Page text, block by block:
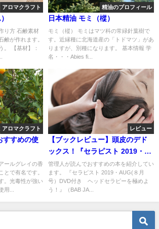
アロマクラフト
り方 石鹸素材
鹸が作れます。
。 【基材】：
精油のプロフィール
日本精油 モミ（樅）
モミ（樅） モミはマツ科の常緑針葉樹で
す。近縁種に北海道産の「トドマツ」があ
りますが、別種になります。 基本情報 学
名・・・Abies fi...
アロマクラフト
すすめの使
ールグレイの香
とで有名です。
。光毒性が強い
用...
レビュー
【ブックレビュー】頭皮のデド
ックス！『セラピスト 2019・
AUG(８月号）DVD付き ヘッド
セラピーを極めよう！』
管理人が読んでおすすめの本を紹介してい
ます。 『セラピスト 2019・AUG(８月
号）DVD付き ヘッドセラピーを極めよ
う！』（BAB JA...